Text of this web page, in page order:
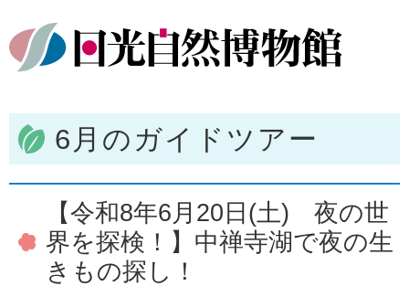
6月のガイドツアー
【令和8年6月20日(土) 夜の世
界を探検！】中禅寺湖で夜の生
きもの探し！